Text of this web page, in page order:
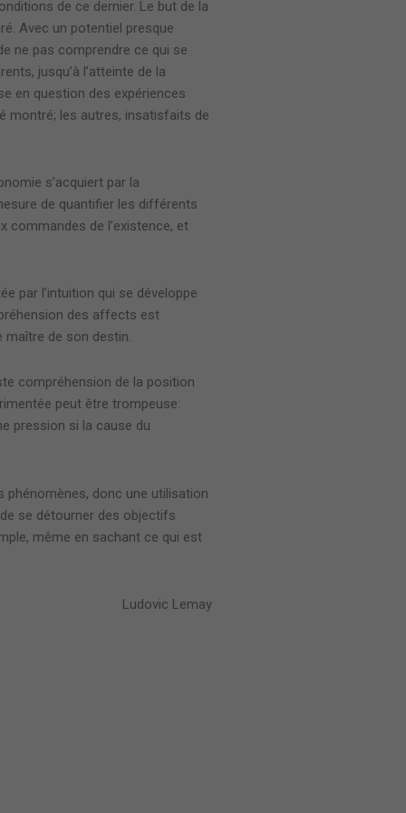
de ce dernier. Le but de la
Avec un potentiel presque
ne pas comprendre ce qui se
jusqu’à l’atteinte de la
en question des expériences
montré; les autres, insatisfaits de
s’acquiert par la
de quantifier les différents
commandes de l’existence, et
par l’intuition qui se développe
des affects est
maître de son destin.
compréhension de la position
peut être trompeuse:
pression si la cause du
phénomènes, donc une utilisation
se détourner des objectifs
même en sachant ce qui est
Ludovic Lemay